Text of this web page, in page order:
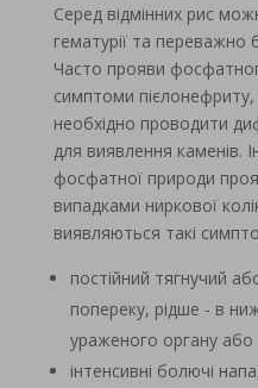
Серед відмінних рис
гематурії та переважно
Часто прояви
симптоми
необхідно проводити
для виявлення каменів.
фосфатної природи
випадками ниркової
виявляються такі
постійний тягнучий
попереку, рідше - в
ураженого органу або
інтенсивні болючі